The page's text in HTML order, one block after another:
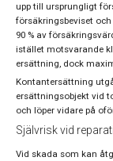
upp till ursprungligt
försäkringsbeviset
90 % av
istället motsvarande
ersättning, dock
Kontantersättning
ersättningsobjekt vid
och löper vidare på
Självrisk vid
Vid skada som kan